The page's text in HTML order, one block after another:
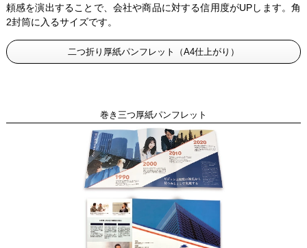
頼感を演出することで、会社や商品に対する信用度がUPします。角
2封筒に入るサイズです。
二つ折り厚紙パンフレット（A4仕上がり）
巻き三つ厚紙パンフレット